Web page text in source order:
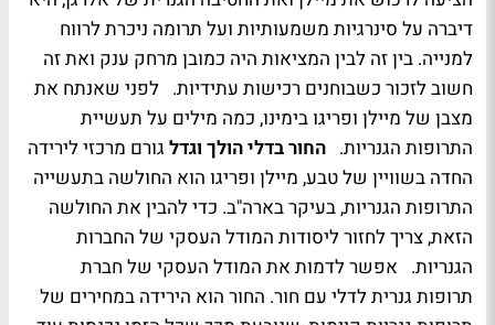
דיברה על סינרגיות משמעותיות ועל תרומה ניכרת לרווח
למנייה. בין זה לבין המציאות היה כמובן מרחק ענק ואת זה
חשוב לזכור כשבוחנים רכישות עתידיות. לפני שאנתח את
מצבן של מיילן ופריגו בימינו, כמה מילים על תעשיית
התרופות הגנריות. החור בדלי הולך וגדל גורם מרכזי לירידה
החדה בשוויין של טבע, מיילן ופריגו הוא החולשה בתעשייה
התרופות הגנריות, בעיקר בארה"ב. כדי להבין את החולשה
הזאת, צריך לחזור ליסודות המודל העסקי של החברות
הגנריות. אפשר לדמות את המודל העסקי של חברת
תרופות גנרית לדלי עם חור. החור הוא הירידה במחירים של